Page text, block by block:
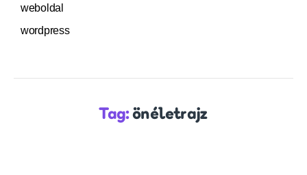
weboldal
wordpress
Tag:önéletrajz